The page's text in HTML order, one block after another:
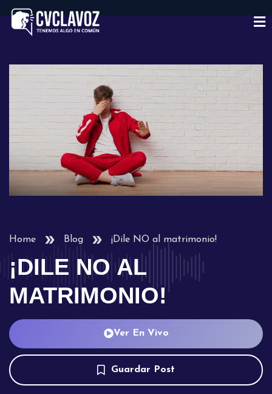
Home Blog ¡Dile NO al matrimonio!
¡DILE NO AL
MATRIMONIO!
Ver En Vivo
Guardar Post